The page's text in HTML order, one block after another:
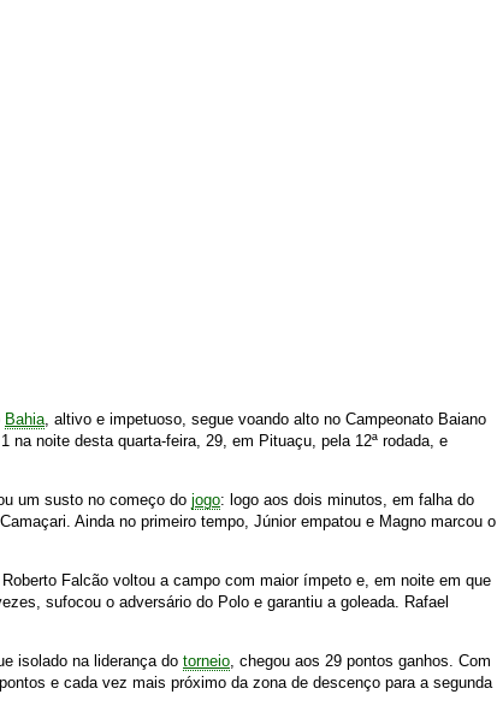
Bahia , altivo e impetuoso, segue voando alto no Campeonato Baiano
na noite desta quarta-feira, 29, em Pituaçu, pela 12ª rodada, e
um susto no começo do jogo: logo aos dois minutos, em falha do
Ainda no primeiro tempo, Júnior empatou e Magno marcou o
Roberto Falcão voltou a campo com maior ímpeto e, em noite em que
sufocou o adversário do Polo e garantiu a goleada. Rafael
isolado na liderança do torneio , chegou aos 29 pontos ganhos. Com
e cada vez mais próximo da zona de descenço para a segunda